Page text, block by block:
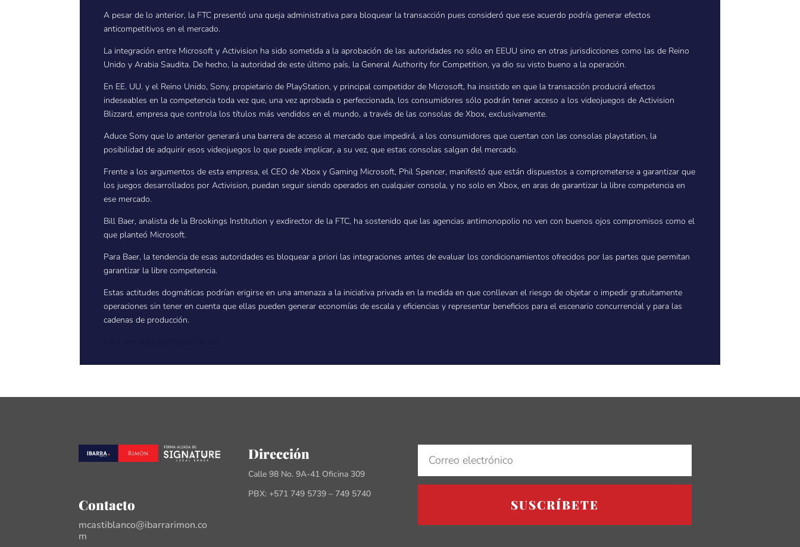
A pesar de lo anterior, la FTC presentó una queja administrativa para bloquear la transacción pues consideró que ese acuerdo podría generar efectos
anticompetitivos en el mercado.
La integración entre Microsoft y Activision ha sido sometida a la aprobación de las autoridades no sólo en EEUU sino en otras jurisdicciones como las de Reino
Unido y Arabia Saudita. De hecho, la autoridad de este último país, la General Authority for Competition, ya dio su visto bueno a la operación.
En EE. UU. y el Reino Unido, Sony, propietario de PlayStation, y principal competidor de Microsoft, ha insistido en que la transacción producirá efectos
indeseables en la competencia toda vez que, una vez aprobada o perfeccionada, los consumidores sólo podrán tener acceso a los videojuegos de Activision
Blizzard, empresa que controla los títulos más vendidos en el mundo, a través de las consolas de Xbox, exclusivamente.
Aduce Sony que lo anterior generará una barrera de acceso al mercado que impedirá, a los consumidores que cuentan con las consolas playstation, la
posibilidad de adquirir esos videojuegos lo que puede implicar, a su vez, que estas consolas salgan del mercado.
Frente a los argumentos de esta empresa, el CEO de Xbox y Gaming Microsoft, Phil Spencer, manifestó que están dispuestos a comprometerse a garantizar que
los juegos desarrollados por Activision, puedan seguir siendo operados en cualquier consola, y no solo en Xbox, en aras de garantizar la libre competencia en
ese mercado.
Bill Baer, analista de la Brookings Institution y exdirector de la FTC, ha sostenido que las agencias antimonopolio no ven con buenos ojos compromisos como el
que planteó Microsoft.
Para Baer, la tendencia de esas autoridades es bloquear a priori las integraciones antes de evaluar los condicionamientos ofrecidos por las partes que permitan
garantizar la libre competencia.
Estas actitudes dogmáticas podrían erigirse en una amenaza a la iniciativa privada en la medida en que conllevan el riesgo de objetar o impedir gratuitamente
operaciones sin tener en cuenta que ellas pueden generar economías de escala y eficiencias y representar beneficios para el escenario concurrencial y para las
cadenas de producción.
Contacto
mcastiblanco@ibarrarimon.co
m
Dirección
Calle 98 No. 9A-41 Oficina 309
PBX: +571 749 5739 – 749 5740
SUSCRÍBETE